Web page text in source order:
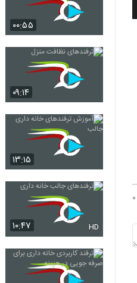
۰
۰۰:۵۵
۰۹:۱۴
۱۳:۱۵
۱۰:۴۷ HD